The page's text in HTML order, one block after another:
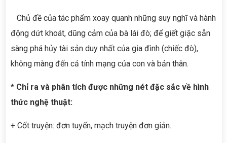
Chủ đề của tác phẩm xoay quanh những suy nghĩ và hành
động dứt khoát, dũng cảm của bà lái đò; để giết giặc sẵn
sàng phá hủy tài sản duy nhất của gia đình (chiếc đò),
không màng đến cả tính mạng của con và bản thân.
* Chỉ ra và phân tích được những nét đặc sắc về hình
thức nghệ thuật:
+ Cốt truyện: đơn tuyến, mạch truyện đơn giản.